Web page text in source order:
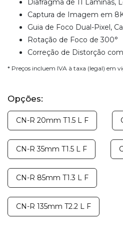
Diafragma de 11 Lâminas,
Captura de Imagem em
Guia de Foco Dual-Pixel,
Rotação de Foco de 300°
Correção de Distorção
* Preços incluem IVA à taxa (legal) em
Opções:
CN-R 20mm T1.5 L F
CN-R 35mm T1.5 L F
CN-R 85mm T1.3 L F
CN-R 135mm T2.2 L F